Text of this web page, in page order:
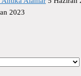
2023